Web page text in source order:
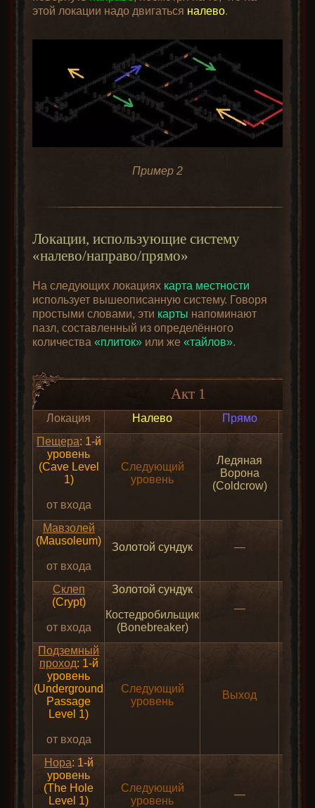
этой локации надо двигаться налево.
Пример 2
Локации, использующие систему
«налево/направо/прямо»
На следующих локациях карта местности
использует вышеописанную систему. Говоря
простыми словами, эти карты напоминают
пазл, составленный из определённого
количества«плиток» или же«тайлов».
Акт 1
Локация Налево Прямо
Пещера: 1-й
уровень
(Cave Level
1)
от входа
Следующий
уровень
Ледяная
Ворона
(Coldcrow)
Мавзолей
(Mausoleum)
от входа
Золотой сундук —
Склеп
(Crypt)
от входа
Золотой сундук
Костедробильщик
(Bonebreaker)
—
Подземный
проход: 1-й
уровень
(Underground
Passage
Level 1)
от входа
Следующий
уровень
Выход
Нора: 1-й
уровень
(The Hole
Level 1)
Следующий
уровень
—